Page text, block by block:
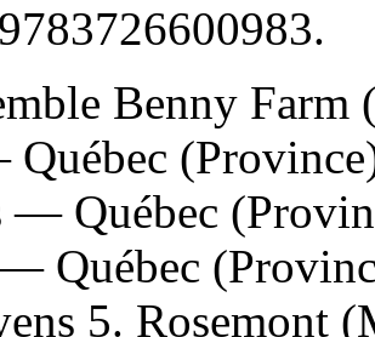
9783726600983.
Benny
— Québec
Québec
5. Rosemont